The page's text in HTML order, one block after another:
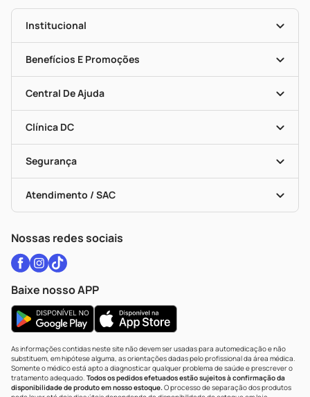
Institucional
História
Nossas Lojas
Seja Uma Loja Parceira
Mapa De Categorias
Benefícios E Promoções
Clube DC
Convênios
Programa Popular Do Brasil
Encarte De Ofertas
Dermaclub
Cupons E Ofertas
Black Friday
Central De Ajuda
Entrega
Recompra Programada
Alomed
Formas De Pagamento
Troca E Devolução
Bulas De A A Z
Políticas De Marketplace
Clínica DC
Vacinas
Serviços Farmacêuticos
Testes Rápidos
Autoteste Covid-19
Vacinas
Segurança
Certificado De Segurança
Portal Da Privacidade
Atendimento / SAC
WhatsApp (47) 9202-1687
Nossas redes sociais
Baixe nosso APP
As informações contidas neste site não devem ser usadas para automedicação e não
substituem, em hipótese alguma, as orientações dadas pelo profissional da área médica.
Somente o médico está apto a diagnosticar qualquer problema de saúde e prescrever o
tratamento adequado. Todos os pedidos efetuados estão sujeitos à confirmação da
disponibilidade de produto em nosso estoque.O processo de separação dos produtos